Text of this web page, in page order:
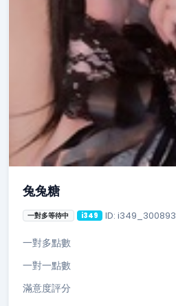
兔兔糖
一對多等待中 i349 ID: i349_300893
一對多點數
一對一點數
滿意度評分